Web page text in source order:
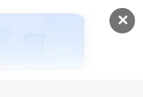
✕